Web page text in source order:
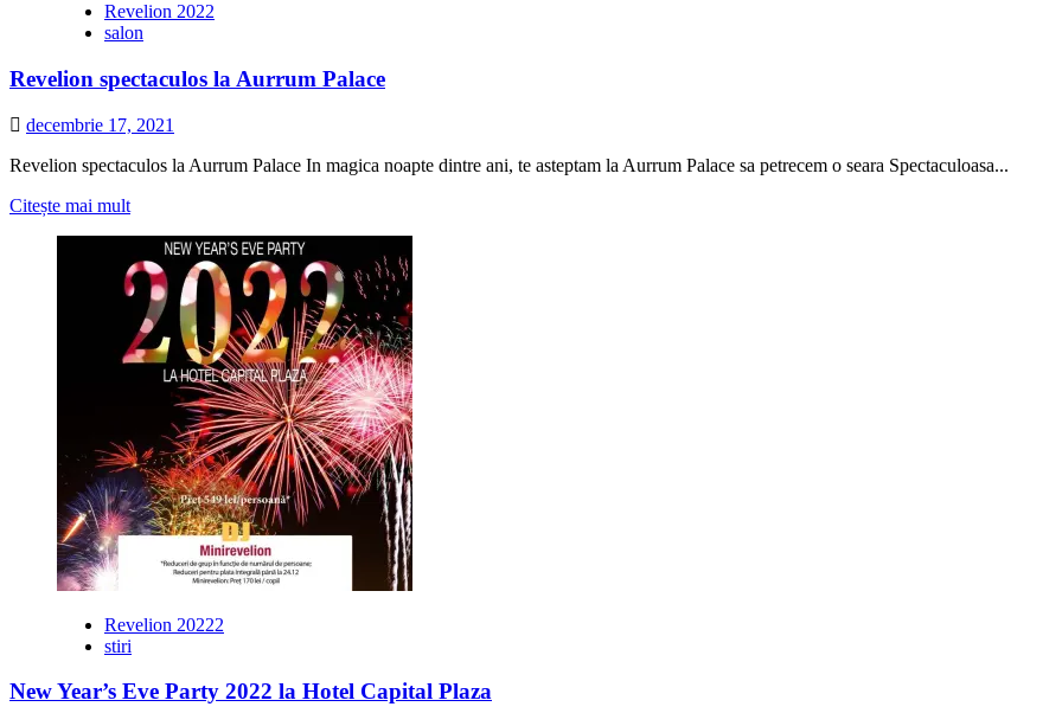
Revelion 2022
salon
Revelion spectaculos la Aurrum Palace
decembrie 17, 2021
Revelion spectaculos la Aurrum Palace In magica noapte dintre ani, te asteptam la Aurrum Palace sa petrecem o seara Spectaculoasa...
Citește mai multCitește
multe
despre
Revelion
spectaculos
la
Aurrum
Palace
Revelion 20222
stiri
New Year’s Eve Party 2022 la Hotel Capital Plaza